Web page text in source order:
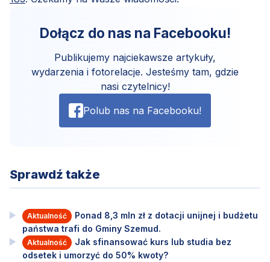
Dołącz do nas na Facebooku!
Publikujemy najciekawsze artykuły,
wydarzenia i fotorelacje. Jesteśmy tam, gdzie
nasi czytelnicy!
Polub nas na Facebooku!
Sprawdź także
Aktualność
Ponad 8,3 mln zł z dotacji unijnej i budżetu
państwa trafi do Gminy Szemud.
Aktualność
Jak sfinansować kurs lub studia bez
odsetek i umorzyć do 50% kwoty?